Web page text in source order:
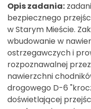
Opis zadania:
bezpiecznego
w Starym Mieście.
wbudowanie w
ostrzegawczych i
rozpoznawalnej
nawierzchni
drogowego D-6
doświetlającej